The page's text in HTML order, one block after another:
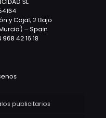
SL
y Cajal, 2 Bajo
– Spain
42 16 18
publicitarios